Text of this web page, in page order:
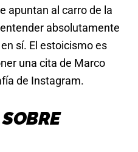
apuntan al carro de la
absolutamente
sí. El estoicismo es
una cita de Marco
de Instagram.